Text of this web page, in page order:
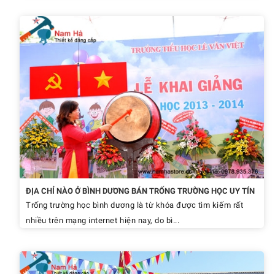
ĐỊA CHỈ NÀO Ở BÌNH DƯƠNG BÁN TRỐNG TRƯỜNG HỌC UY TÍN
Trống trường học bình dương là từ khóa được tìm kiếm rất
nhiều trên mạng internet hiện nay, do bì...